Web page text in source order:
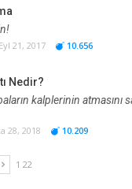
Eyl 21, 2017 10.656
Nedir?
kalplerinin atmasını
28, 2018 10.209
1 22